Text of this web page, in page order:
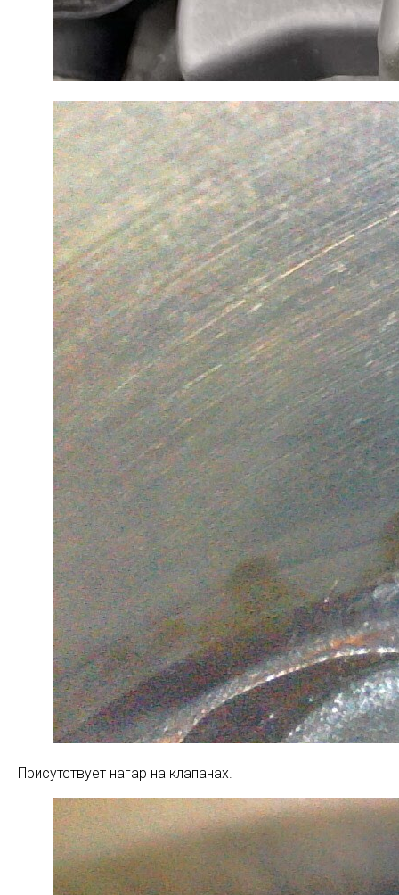
Присутствует нагар на клапанах.